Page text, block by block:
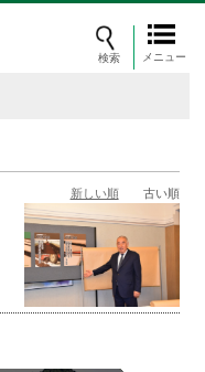
メニュー
新しい順 古い順